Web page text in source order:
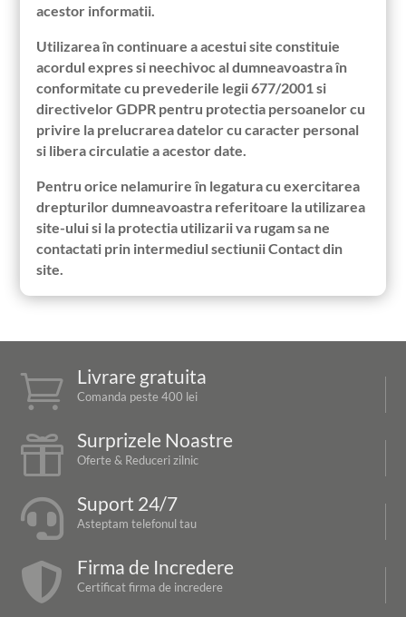
acestor informatii.
Utilizarea în continuare a acestui site constituie
acordul expres si neechivoc al dumneavoastra în
conformitate cu prevederile legii 677/2001 si
directivelor GDPR pentru protectia persoanelor cu
privire la prelucrarea datelor cu caracter personal
si libera circulatie a acestor date.
Pentru orice nelamurire în legatura cu exercitarea
drepturilor dumneavoastra referitoare la utilizarea
site-ului si la protectia utilizarii va rugam sa ne
contactati prin intermediul sectiunii Contact din
site.
 Livrare gratuita
Comanda peste 400 lei
 Surprizele Noastre
Oferte & Reduceri zilnic
 Suport 24/7
Asteptam telefonul tau
 Firma de Incredere
Certificat firma de incredere